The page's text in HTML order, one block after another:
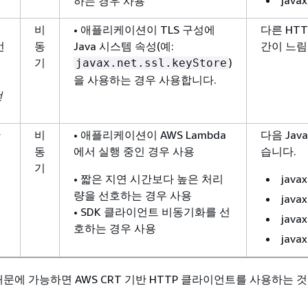
비
동
기
• 애플리케이션이 TLS 구성에
Java 시스템 속성(예:
javax.net.ssl.keyStore )
을 사용하는 경우 사용합니다.
다른
간이 느림
비
동
기
• 애플리케이션이 AWS Lambda
에서 실행 중인 경우 사용
• 짧은 지연 시간보다 높은 처리
량을 선호하는 경우 사용
• SDK 클라이언트 비동기화를 선
호하는 경우 사용
다음
습니다.
에 가능하면 AWS CRT 기반 HTTP 클라이언트를 사용하는